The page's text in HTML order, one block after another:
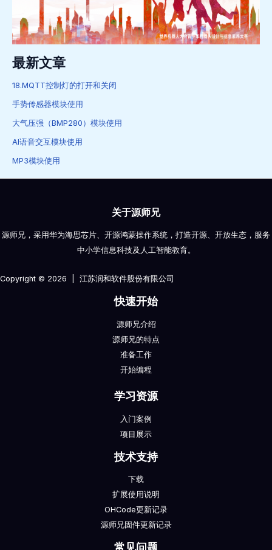
最新文章
18.MQTT控制灯的打开和关闭
手势传感器模块使用
大气压强（BMP280）模块使用
AI语音交互模块使用
MP3模块使用
关于源师兄
源师兄，采用华为海思芯片、开源鸿蒙操作系统，打造开源、开放生态，服务
中小学信息科技及人工智能教育。
Copyright © 2026 | 江苏润和软件股份有限公司
快速开始
源师兄介绍
源师兄的特点
准备工作
开始编程
学习资源
入门案例
项目展示
技术支持
下载
扩展使用说明
OHCode更新记录
源师兄固件更新记录
常见问题